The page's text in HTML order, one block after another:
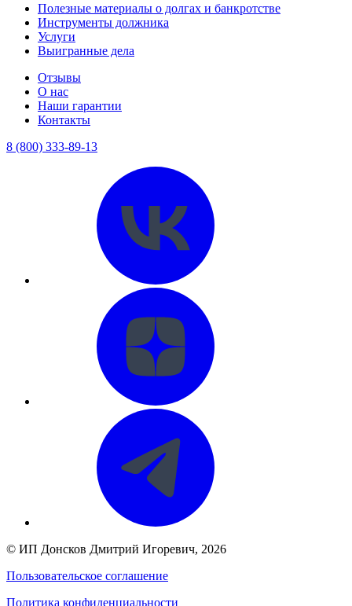
Полезные материалы о долгах и банкротстве
Инструменты должника
Услуги
Выигранные дела
Отзывы
О нас
Наши гарантии
Контакты
8 (800) 333-89-13
© ИП Донсков Дмитрий Игоревич, 2026
Пользовательское соглашение
Политика конфиденциальности